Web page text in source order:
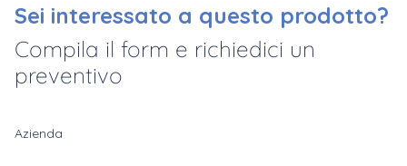
Sei interessato a questo prodotto?
Compila il form e richiedici un
preventivo
Azienda